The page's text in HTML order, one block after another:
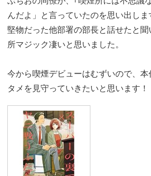
んだよ」と言っていたのを思い出しま
堅物だった他部署の部長と話せたと
所マジック凄いと思いました。
今から喫煙デビューはむずいので、
タメを見守っていきたいと思います！